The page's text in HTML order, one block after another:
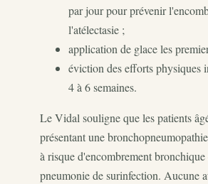
par jour pour prévenir
l'atélectasie ;
application de glace les
éviction des efforts physiques
4 à 6 semaines.
Le Vidal souligne que les patients
présentant une
à risque d'encombrement bronchique
pneumonie de surinfection. Aucune